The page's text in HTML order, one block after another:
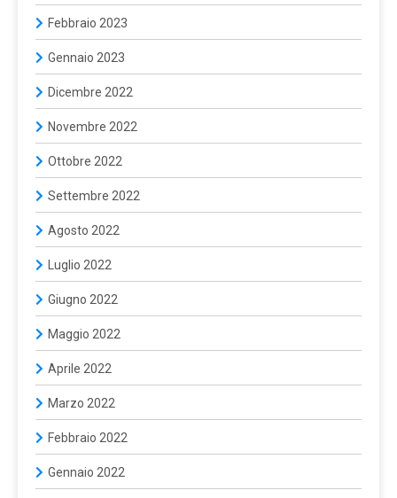
Febbraio 2023
Gennaio 2023
Dicembre 2022
Novembre 2022
Ottobre 2022
Settembre 2022
Agosto 2022
Luglio 2022
Giugno 2022
Maggio 2022
Aprile 2022
Marzo 2022
Febbraio 2022
Gennaio 2022